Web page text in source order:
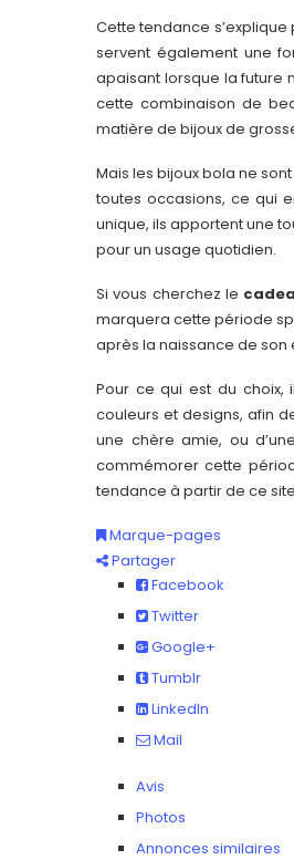
Cette tendance
servent également une
apaisant lorsque la future
cette combinaison de
matière de bijoux de
Mais les bijoux bola ne
toutes occasions, ce qui
unique, ils apportent une
pour un usage quotidien.
Si vous cherchez le
marquera cette période
après la naissance de son
Pour ce qui est du choix,
couleurs et designs, afin
une chère amie, ou
commémorer cette
tendance à partir de ce
Marque-pages
Partager
Facebook
Twitter
Google+
Tumblr
LinkedIn
Mail
Avis
Photos
Annonces similaires